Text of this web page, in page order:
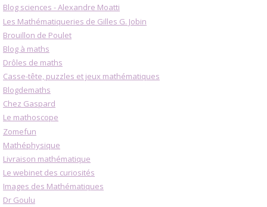
Blog sciences - Alexandre Moatti
Les Mathématiqueries de Gilles G. Jobin
Brouillon de Poulet
Blog à maths
Drôles de maths
Casse-tête, puzzles et jeux mathématiques
Blogdemaths
Chez Gaspard
Le mathoscope
Zomefun
Mathéphysique
Livraison mathématique
Le webinet des curiosités
Images des Mathématiques
Dr Goulu